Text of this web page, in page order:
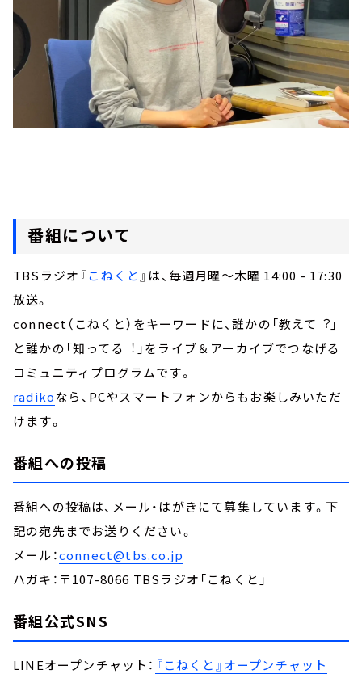
番組について
TBSラジオ『こねくと 』は、毎週月曜～木曜 14:00 - 17:30
放送。
connect（こねくと）をキーワードに、誰かの「教えて︖」
と誰かの「知ってる︕」をライブ＆アーカイブでつなげる
コミュニティプログラムです。
radikoなら、PCやスマートフォンからもお楽しみいただ
けます。
番組への投稿
番組への投稿は、メール・はがきにて募集しています。下
記の宛先までお送りください。
メール：connect@tbs.co.jp
ハガキ：〒107-8066 TBSラジオ「こねくと」
番組公式SNS
LINEオープンチャット： 『こねくと』オープンチャット